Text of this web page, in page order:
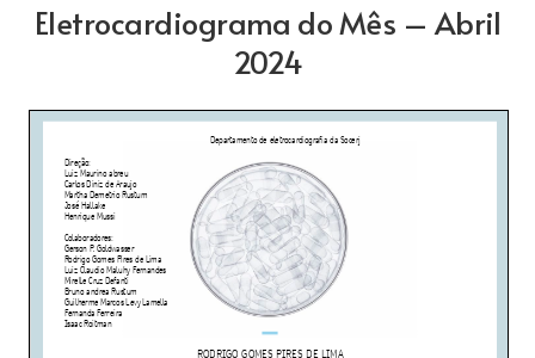
Eletrocardiograma do Mês – Abril
2024